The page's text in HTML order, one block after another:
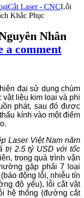
Cắt Laser - CNCLỗi
Khắc Phục
Nhân
a comment
đại sử dụng chùm
vật liệu kim loại và phi
phát, sau đó được
kính vào một điểm
Laser Việt Nam năm
trị 2.5 tỷ USD với tốc
trong quá trình vận
gặp phải 7 loại
động lỗi, nhiễu tín
độ yếu), lỗi cắt vật
hệ thống (đường cắt